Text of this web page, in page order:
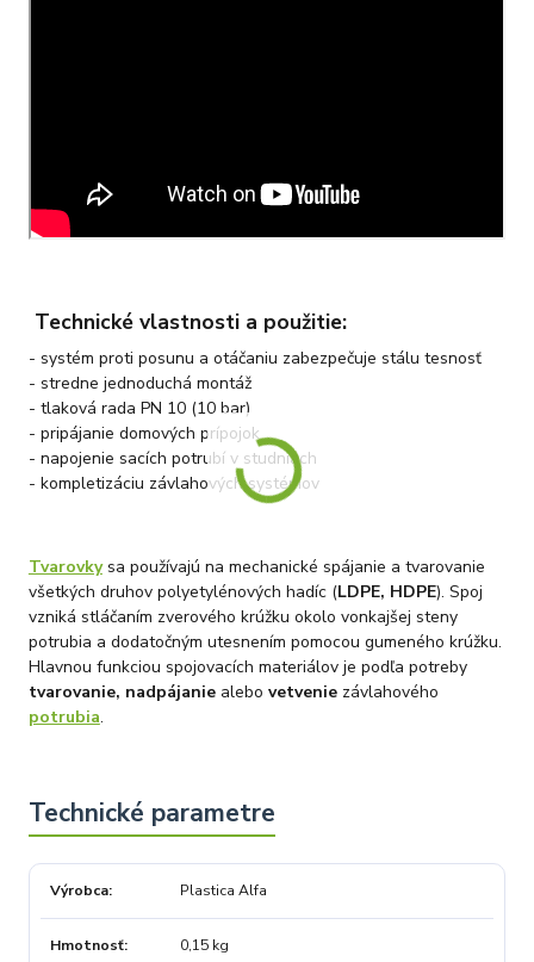
Technické vlastnosti a použitie:
- systém proti posunu a otáčaniu zabezpečuje stálu tesnosť
- stredne jednoduchá montáž
- tlaková rada PN 10 (10 bar)
- pripájanie domových prípojok
- napojenie sacích potrubí v studniach
- kompletizáciu závlahových systémov
Tvarovkysa používajú na mechanické spájanie a tvarovanie
všetkých druhov polyetylénových hadíc (LDPE, HDPE). Spoj
vzniká stláčaním zverového krúžku okolo vonkajšej steny
potrubia a dodatočným utesnením pomocou gumeného krúžku.
Hlavnou funkciou spojovacích materiálov je podľa potreby
tvarovanie, nadpájaniealebo vetveniezávlahového
potrubia.
Výrobca Plastica Alfa
Hmotnosť 0,15 kg